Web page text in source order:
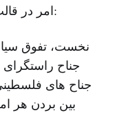
امر در قالب سه اتفاق ذیل قابل مشاهده است:
نخست، تفوق
جناح
جناح های
بین بردن هر